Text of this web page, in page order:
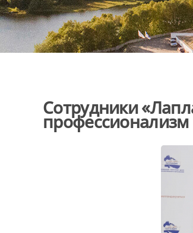
Сотрудники
профессионализм